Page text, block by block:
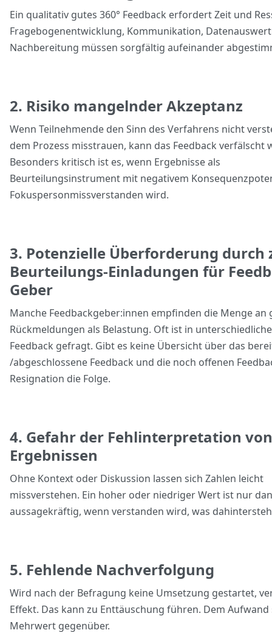
Ein qualitativ gutes 360° Feedback erfordert Zeit und
Fragebogenentwicklung, Kommunikation,
Nachbereitung müssen sorgfältig aufeinander
2. Risiko mangelnder Akzeptanz
Wenn Teilnehmende den Sinn des Verfahrens nicht
dem Prozess misstrauen, kann das Feedback verfälscht
Besonders kritisch ist es, wenn Ergebnisse als
Beurteilungsinstrument mit negativem
Fokuspersonmissverstanden wird.
3. Potenzielle Überforderung durch
Beurteilungs-Einladungen für
Geber
Manche Feedbackgeber:innen empfinden die Menge
Rückmeldungen als Belastung. Oft ist in
Feedback gefragt. Gibt es keine Übersicht über das
/abgeschlossene Feedback und die noch offenen
Resignation die Folge.
4. Gefahr der Fehlinterpretation von
Ergebnissen
Ohne Kontext oder Diskussion lassen sich Zahlen leicht
missverstehen. Ein hoher oder niedriger Wert ist nur
aussagekräftig, wenn verstanden wird, was
5. Fehlende Nachverfolgung
Wird nach der Befragung keine Umsetzung gestartet,
Effekt. Das kann zu Enttäuschung führen. Dem
Mehrwert gegenüber.